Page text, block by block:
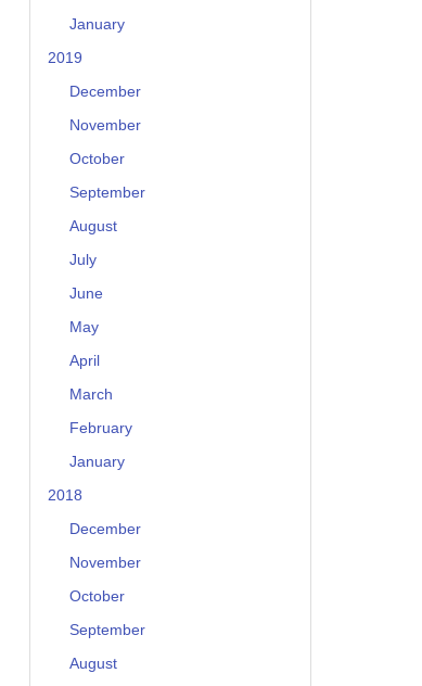
January
2019
December
November
October
September
August
July
June
May
April
March
February
January
2018
December
November
October
September
August